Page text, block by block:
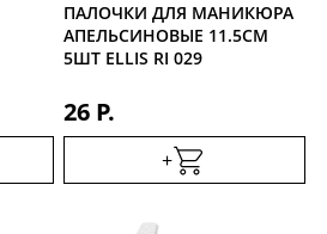
ПАЛОЧКИ ДЛЯ МАНИКЮРА
АПЕЛЬСИНОВЫЕ 11.5СМ
5ШТ ELLIS RI 029
26 Р.
+